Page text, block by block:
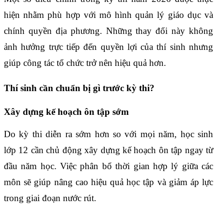
hiện nhằm phù hợp với mô hình quản lý giáo dục và
chính quyền địa phương. Những thay đổi này không
ảnh hưởng trực tiếp đến quyền lợi của thí sinh nhưng
giúp công tác tổ chức trở nên hiệu quả hơn.
Thí sinh cần chuẩn bị gì trước kỳ thi?
Xây dựng kế hoạch ôn tập sớm
Do kỳ thi diễn ra sớm hơn so với mọi năm, học sinh
lớp 12 cần chủ động xây dựng kế hoạch ôn tập ngay từ
đầu năm học. Việc phân bổ thời gian hợp lý giữa các
môn sẽ giúp nâng cao hiệu quả học tập và giảm áp lực
trong giai đoạn nước rút.